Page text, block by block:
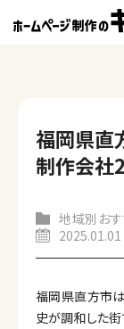
福岡県直
制作会社
地域別お
2025.01.01
福岡県直方市
史が調和した街